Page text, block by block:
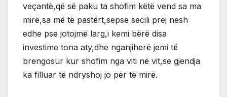
veçantë,që së paku ta shofim këtë vend sa ma
mirë,sa më të pastërt,sepse secili prej nesh
edhe pse jotojmë larg,i kemi bërë disa
investime tona aty,dhe nganjiherë jemi të
brengosur kur shofim nga viti në vit,se gjendja
ka filluar të ndryshoj jo për të mirë.